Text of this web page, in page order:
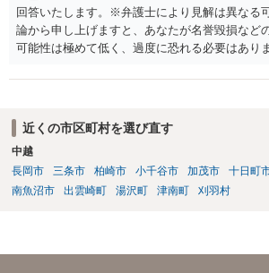
回答いたします。※弁護士により見解は異なる
論から申し上げますと、あなたが名誉毀損など
可能性は極めて低く、過度に恐れる必要はあり
は警察の介入を恐れて逃げた可能性が高いと考
取りで「詐欺か」と聞いただけで名誉毀損は成
ンバー総合フリーダイヤルへ連絡し、カードの
きを行う ・万が一に備え、会社には「個人情報
に巻き込まれた」と事前伝えておく すでに警察
すので、今後別のアカウントから連絡が来ても
近くの市区町村を選び直す
中越
長岡市
三条市 柏崎市 小千谷市 加茂市 十日町
南魚沼市
出雲崎町 湯沢町 津南町 刈羽村